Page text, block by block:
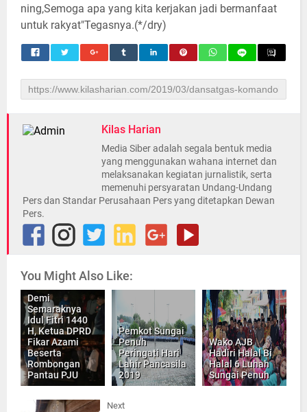
ning,Semoga apa yang kita kerjakan jadi bermanfaat
untuk rakyat"Tegasnya.(*/dry)
Kilas Harian
Media Siber adalah segala bentuk media
yang menggunakan wahana internet dan
melaksanakan kegiatan jurnalistik, serta
memenuhi persyaratan Undang-Undang
Pers dan Standar Perusahaan Pers yang ditetapkan Dewan
Pers.
You Might Also Like:
Demi
Semaraknya
Idul Fitri 1440
H, Ketua DPRD
Fikar Azami
Beserta
Rombongan
Pantau PJU
Pemkot Sungai
Penuh
Peringati Hari
Lahir Pancasila
2019
Wako AJB
Hadiri Halal Bi
Halal 6 Luhah
Sungai Penuh
Next